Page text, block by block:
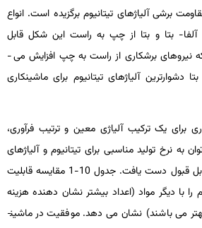
مقاومت برشی آلیاژهای تیتانیوم برگزیده است. انواع
آلفا- بتا و بتا از چپ به راست این شکل قابل
مشاهده است. توجه کنید که نیروهای برشکاری از راست به چپ افزایش می ­
دشوارترین آلیاژهای تیتانیوم برای ماشین­کاری
برای یک ترکیب آلیاژی معین و ترتیب فرآوری،
به نرخ تولید مناسبی برای تیتانیوم و آلیاژهای
تیتانیوم در سطوح قیمتی قابل­ قبول دست یافت. جدول 10-1 مقایسه قابلیت
را با دیگر مواد (اعداد بیشتر نشان­ دهنده هزینه
کمتر و قابلیت ماشین­کاری بهتر می­ باشند) نشان می­ دهد. موفقیت در ماشین­